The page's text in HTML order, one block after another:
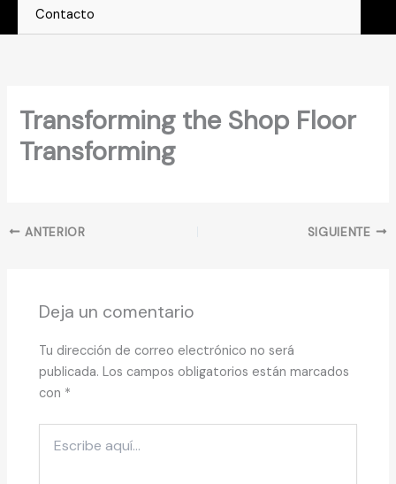
Contacto
Transforming the Shop Floor
Transforming
ANTERIOR SIGUIENTE
Deja un comentario
Tu dirección de correo electrónico no será
publicada. Los campos obligatorios están marcados
con *
aquí...